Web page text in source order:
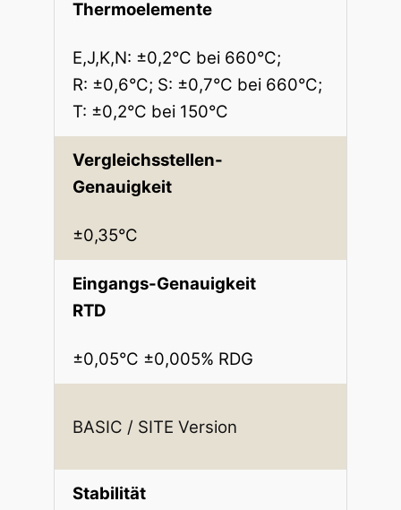
Thermoelemente
E,J,K,N: ±0,2°C bei 660°C;
R: ±0,6°C; S: ±0,7°C bei 660°C;
T: ±0,2°C bei 150°C
Vergleichsstellen-
Genauigkeit
±0,35°C
Eingangs-Genauigkeit
RTD
±0,05°C ±0,005% RDG
BASIC / SITE Version
Stabilität